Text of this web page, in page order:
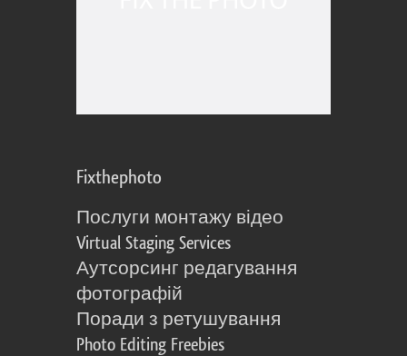
Fixthephoto
Послуги монтажу відео
Virtual Staging Services
Аутсорсинг редагування
фотографій
Поради з ретушування
Photo Editing Freebies